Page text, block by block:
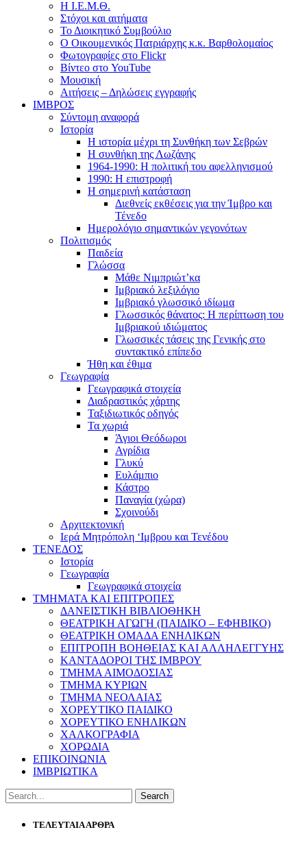
Η Ι.Ε.Μ.Θ.
Στόχοι και αιτήματα
Το Διοικητικό Συμβούλιο
Ο Οικουμενικός Πατριάρχης κ.κ. Βαρθολομαίος
Φωτογραφίες στο Flickr
Βίντεο στο YouTube
Μουσική
Αιτήσεις – Δηλώσεις εγγραφής
ΙΜΒΡΟΣ
Σύντομη αναφορά
Ιστορία
Η ιστορία μέχρι τη Συνθήκη των Σεβρών
Η συνθήκη της Λωζάνης
1964-1990: Η πολιτική του αφελληνισμού
1990: Η επιστροφή
Η σημερινή κατάσταση
Διεθνείς εκθέσεις για την Ίμβρο και
Τένεδο
Ημερολόγιο σημαντικών γεγονότων
Πολιτισμός
Παιδεία
Γλώσσα
Μάθε Νιμπριώτ’κα
Ιμβριακό λεξιλόγιο
Ιμβριακό γλωσσικό ιδίωμα
Γλωσσικός θάνατος: Η περίπτωση του
Ιμβριακού ιδιώματος
Γλωσσικές τάσεις της Γενικής στο
συντακτικό επίπεδο
Ήθη και έθιμα
Γεωγραφία
Γεωγραφικά στοιχεία
Διαδραστικός χάρτης
Ταξιδιωτικός οδηγός
Τα χωριά
Άγιοι Θεόδωροι
Αγρίδια
Γλυκύ
Ευλάμπιο
Κάστρο
Παναγία (χώρα)
Σχοινούδι
Αρχιτεκτονική
Ιερά Μητρόπολη ‘Ιμβρου και Τενέδου
ΤΕΝΕΔΟΣ
Ιστορία
Γεωγραφία
Γεωγραφικά στοιχεία
ΤΜΗΜΑΤΑ ΚΑΙ ΕΠΙΤΡΟΠΕΣ
ΔΑΝΕΙΣΤΙΚΗ ΒΙΒΛΙΟΘΗΚΗ
ΘΕΑΤΡΙΚΗ ΑΓΩΓΗ (ΠΑΙΔΙΚΟ – ΕΦΗΒΙΚΟ)
ΘΕΑΤΡΙΚΗ ΟΜΑΔΑ ΕΝΗΛΙΚΩΝ
ΕΠΙΤΡΟΠΗ ΒΟΗΘΕΙΑΣ ΚΑΙ ΑΛΛΗΛΕΓΓΥΗΣ
ΚΑΝΤΑΔΟΡΟΙ ΤΗΣ ΙΜΒΡΟΥ
ΤΜΗΜΑ ΑΙΜΟΔΟΣΙΑΣ
ΤΜΗΜΑ ΚΥΡΙΩΝ
ΤΜΗΜΑ ΝΕΟΛΑΙΑΣ
ΧΟΡΕΥΤΙΚΟ ΠΑΙΔΙΚΟ
ΧΟΡΕΥΤΙΚΟ ΕΝΗΛΙΚΩΝ
ΧΑΛΚΟΓΡΑΦΙΑ
ΧΟΡΩΔΙΑ
ΕΠΙΚΟΙΝΩΝΙΑ
ΙΜΒΡΙΩΤΙΚΑ
ΤΕΛΕΥΤΑΙΑ ΑΡΘΡΑ